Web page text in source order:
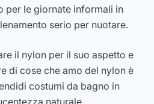
per le giornate informali in
serio per nuotare.
il nylon per il suo aspetto e
di cose che amo del nylon è
costumi da bagno in
naturale.